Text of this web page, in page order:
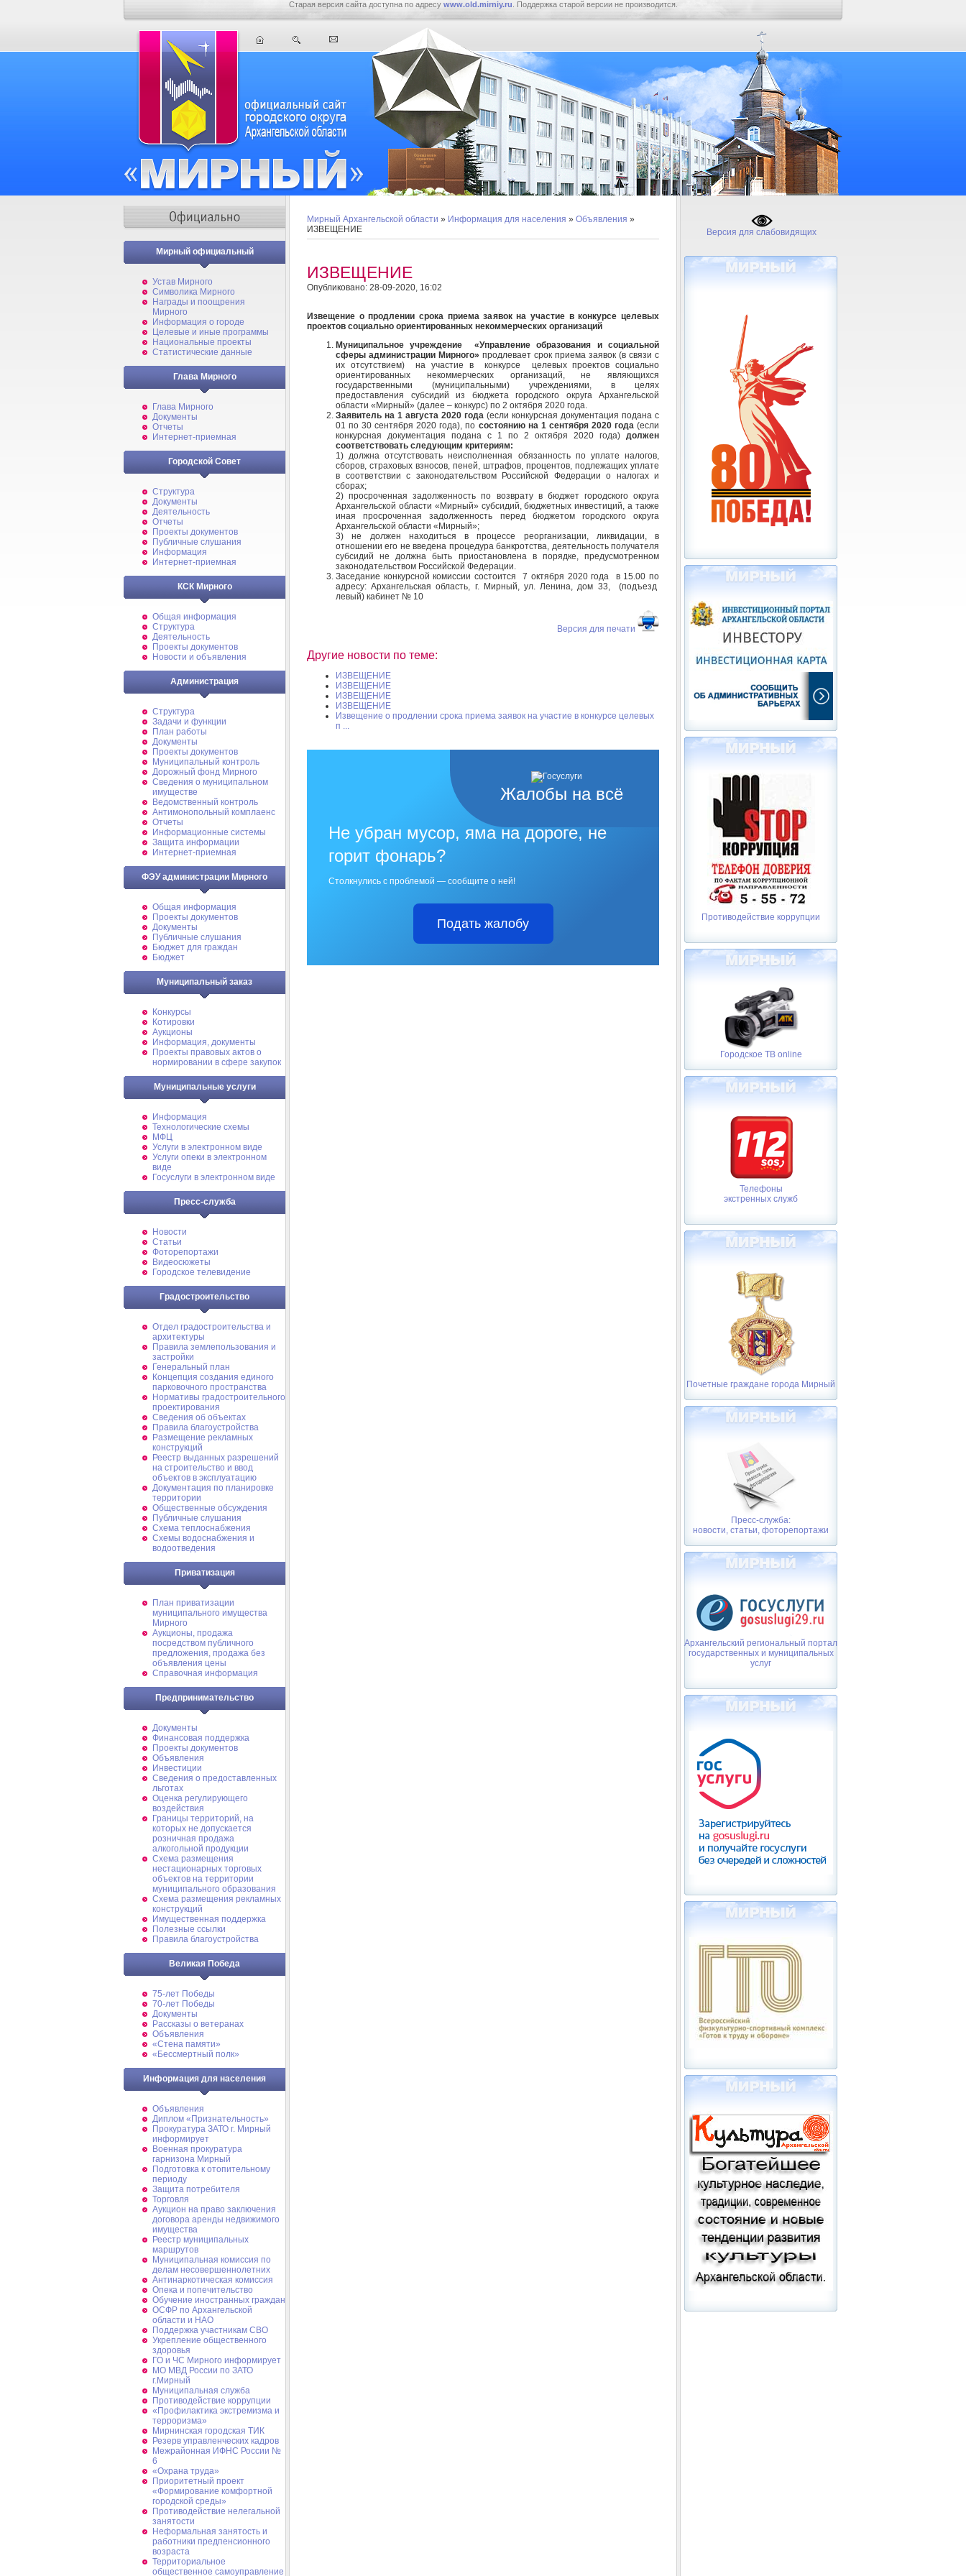
Старая версия сайта доступна по адресу www.old.mirniy.ru . Поддержка старой версии не производится.
Мирный официальный
Устав Мирного
Символика Мирного
Награды и поощрения
Мирного
Информация о городе
Целевые и иные программы
Национальные проекты
Статистические данные
Глава Мирного
Глава Мирного
Документы
Отчеты
Интернет-приемная
Городской Совет
Структура
Документы
Деятельность
Отчеты
Проекты документов
Публичные слушания
Информация
Интернет-приемная
КСК Мирного
Общая информация
Структура
Деятельность
Проекты документов
Новости и объявления
Администрация
Структура
Задачи и функции
План работы
Документы
Проекты документов
Муниципальный контроль
Дорожный фонд Мирного
Cведения о муниципальном
имуществе
Ведомственный контроль
Антимонопольный комплаенс
Отчеты
Информационные системы
Защита информации
Интернет-приемная
ФЭУ администрации Мирного
Общая информация
Проекты документов
Документы
Публичные слушания
Бюджет для граждан
Бюджет
Муниципальный заказ
Конкурсы
Котировки
Аукционы
Информация, документы
Проекты правовых актов о
нормировании в сфере закупок
Муниципальные услуги
Информация
Технологические схемы
МФЦ
Услуги в электронном виде
Услуги опеки в электронном
виде
Госуслуги в электронном виде
Пресс-служба
Новости
Статьи
Фоторепортажи
Видеосюжеты
Городское телевидение
Градостроительство
Отдел градостроительства и
архитектуры
Правила землепользования и
застройки
Генеральный план
Концепция создания единого
парковочного пространства
Нормативы градостроительного
проектирования
Сведения об объектах
Правила благоустройства
Размещение рекламных
конструкций
Реестр выданных разрешений
на строительство и ввод
объектов в эксплуатацию
Документация по планировке
территории
Общественные обсуждения
Публичные слушания
Схема теплоснабжения
Схемы водоснабжения и
водоотведения
Приватизация
План приватизации
муниципального имущества
Мирного
Аукционы, продажа
посредством публичного
предложения, продажа без
объявления цены
Справочная информация
Предпринимательство
Документы
Финансовая поддержка
Проекты документов
Объявления
Инвестиции
Сведения о предоставленных
льготах
Оценка регулирующего
воздействия
Границы территорий, на
которых не допускается
розничная продажа
алкогольной продукции
Схема размещения
нестационарных торговых
объектов на территории
муниципального образования
Схема размещения рекламных
конструкций
Имущественная поддержка
Полезные ссылки
Правила благоустройства
Великая Победа
75-лет Победы
70-лет Победы
Документы
Рассказы о ветеранах
Объявления
«Стена памяти»
«Бессмертный полк»
Информация для населения
Объявления
Диплом «Признательность»
Прокуратура ЗАТО г. Мирный
информирует
Военная прокуратура
гарнизона Мирный
Подготовка к отопительному
периоду
Защита потребителя
Торговля
Аукцион на право заключения
договора аренды недвижимого
имущества
Реестр муниципальных
маршрутов
Муниципальная комиссия по
делам несовершеннолетних
Антинаркотическая комиссия
Опека и попечительство
Обучение иностранных граждан
ОСФР по Архангельской
области и НАО
Поддержка участникам СВО
Укрепление общественного
здоровья
ГО и ЧС Мирного информирует
МО МВД России по ЗАТО
г.Мирный
Муниципальная cлужба
Противодействие коррупции
«Профилактика экстремизма и
терроризма»
Мирнинская городская ТИК
Резерв управленческих кадров
Межрайонная ИФНС России №
6
«Охрана труда»
Приоритетный проект
«Формирование комфортной
городской среды»
Противодействие нелегальной
занятости
Неформальная занятость и
работники предпенсионного
возраста
Территориальное
общественное самоуправление
Мирный Архангельской области » Информация для населения » Объявления »
ИЗВЕЩЕНИЕ
ИЗВЕЩЕНИЕ
Опубликовано: 28-09-2020, 16:02
Извещение о продлении срока приема заявок на участие в конкурсе целевых
проектов социально ориентированных некоммерческих организаций
Муниципальное учреждение «Управление образования и социальной
сферы администрации Мирного» продлевает срок приема заявок (в связи с
их отсутствием) на участие в конкурсе целевых проектов социально
ориентированных некоммерческих организаций, не являющихся
государственными (муниципальными) учреждениями, в целях
предоставления субсидий из бюджета городского округа Архангельской
области «Мирный» (далее – конкурс) по 2 октября 2020 года.
Заявитель на 1 августа 2020 года (если конкурсная документация подана с
01 по 30 сентября 2020 года), по состоянию на 1 сентября 2020 года(если
конкурсная документация подана с 1 по 2 октября 2020 года) должен
соответствовать следующим критериям:
1) должна отсутствовать неисполненная обязанность по уплате налогов,
сборов, страховых взносов, пеней, штрафов, процентов, подлежащих уплате
в соответствии с законодательством Российской Федерации о налогах и
сборах;
2) просроченная задолженность по возврату в бюджет городского округа
Архангельской области «Мирный» субсидий, бюджетных инвестиций, а также
иная просроченная задолженность перед бюджетом городского округа
Архангельской области «Мирный»;
3) не должен находиться в процессе реорганизации, ликвидации, в
отношении его не введена процедура банкротства, деятельность получателя
субсидий не должна быть приостановлена в порядке, предусмотренном
законодательством Российской Федерации.
Заседание конкурсной комиссии состоится 7 октября 2020 года в 15.00 по
адресу: Архангельская область, г. Мирный, ул. Ленина, дом 33, (подъезд
левый) кабинет № 10
Версия для печати
Другие новости по теме:
ИЗВЕЩЕНИЕ
ИЗВЕЩЕНИЕ
ИЗВЕЩЕНИЕ
ИЗВЕЩЕНИЕ
Извещение о продлении срока приема заявок на участие в конкурсе целевых
п ...
Жалобы на всё
Не убран мусор, яма на дороге, не
горит фонарь?
Столкнулись с проблемой — сообщите о ней!
Подать жалобу
Версия для слабовидящих
Противодействие коррупции
Городское ТВ online
Телефоны
экстренных служб
Почетные граждане города Мирный
Пресс-служба:
новости, статьи, фоторепортажи
Архангельский региональный портал
государственных и муниципальных
услуг